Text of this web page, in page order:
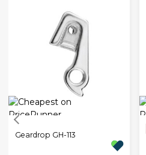
Geardrop GH-113